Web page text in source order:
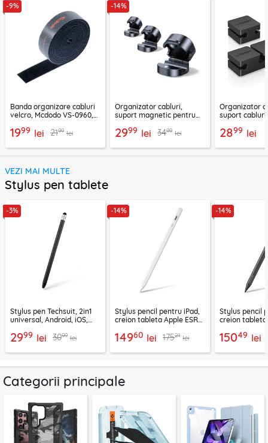
-9%
Banda organizare cabluri
velcro, Mcdodo VS-0960,
1999 lei 2199 lei
-14%
Organizator cabluri,
suport magnetic pentru
2999 lei 3499 lei
Organizator
suport
2899 lei
VEZI MAI MULTE
Stylus pen tablete
-3%
Stylus pen Techsuit, 2in1
universal, Android, iOS,
2999 lei 3099 lei
-14%
Stylus pencil pentru iPad,
creion tableta Apple ESR
14960 lei 17521 lei
-14%
Stylus pencil
creion tableta
15049 lei
Categorii principale